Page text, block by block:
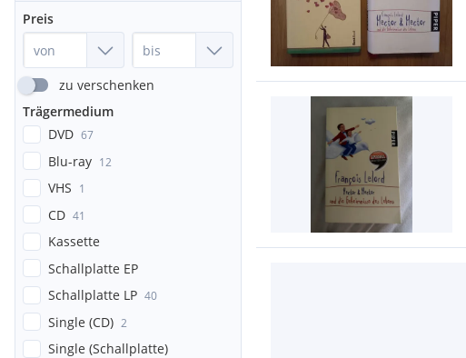
Preis
zu verschenken
Trägermedium
DVD 67
Blu-ray 12
VHS 1
CD 41
Kassette
Schallplatte EP
Schallplatte LP 40
Single (CD) 2
Single (Schallplatte)